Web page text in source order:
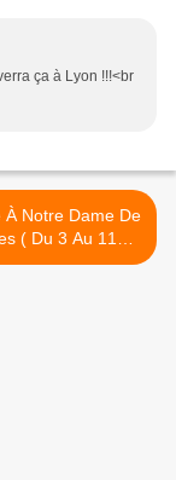
ça à Lyon !!!<br
À Notre Dame De
( Du 3 Au 11
Février ) >